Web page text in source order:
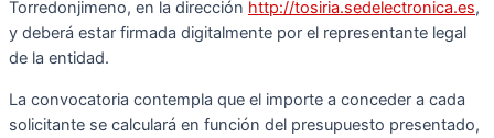
Torredonjimeno, en la dirección http://tosiria.sedelectronica.es,
y deberá estar firmada digitalmente por el representante legal
de la entidad.
La convocatoria contempla que el importe a conceder a cada
solicitante se calculará en función del presupuesto presentado,